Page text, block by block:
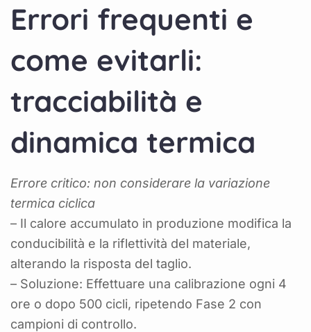
Errori frequenti e
come evitarli:
tracciabilità e
dinamica termica
Errore critico: non considerare la variazione
termica ciclica
– Il calore accumulato in produzione modifica la
conducibilità e la riflettività del materiale,
alterando la risposta del taglio.
– Soluzione: Effettuare una calibrazione ogni 4
ore o dopo 500 cicli, ripetendo Fase 2 con
campioni di controllo.